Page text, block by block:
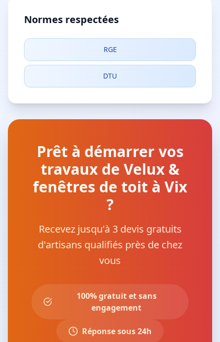
Normes respectées
RGE
DTU
Prêt à démarrer vos
travaux de Velux &
fenêtres de toit à Vix
?
Recevez jusqu'à 3 devis gratuits
d'artisans qualifiés près de chez
vous
100% gratuit et sans
engagement
Réponse sous 24h